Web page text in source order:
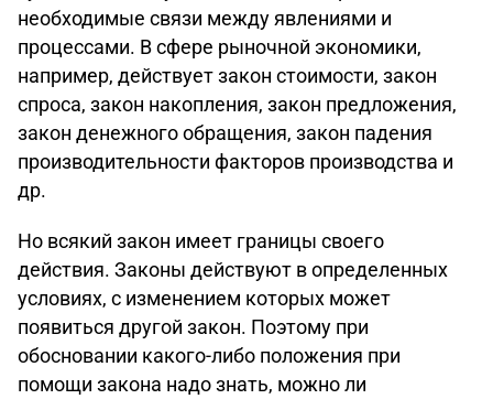
необходимые связи между явлениями и
процессами. В сфере рыночной экономики,
например, действует закон стоимости, закон
спроса, закон накопления, закон предложения,
закон денежного обращения, закон падения
производительности факторов производства и
др.
Но всякий закон имеет границы своего
действия. Законы действуют в определенных
условиях, с изменением которых может
появиться другой закон. Поэтому при
обосновании какого-либо положения при
помощи закона надо знать, можно ли